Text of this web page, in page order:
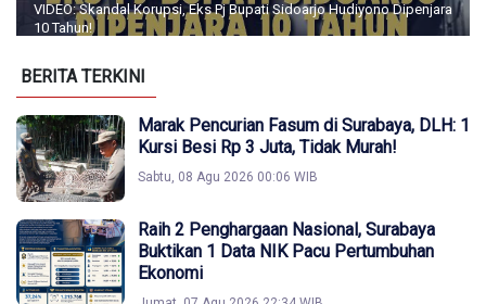
VIDEO: Skandal Korupsi, Eks Pj Bupati Sidoarjo Hudiyono Dipenjara
10 Tahun!
BERITA TERKINI
Marak Pencurian Fasum di Surabaya, DLH: 1
Kursi Besi Rp 3 Juta, Tidak Murah!
Sabtu, 08 Agu 2026 00:06 WIB
Raih 2 Penghargaan Nasional, Surabaya
Buktikan 1 Data NIK Pacu Pertumbuhan
Ekonomi